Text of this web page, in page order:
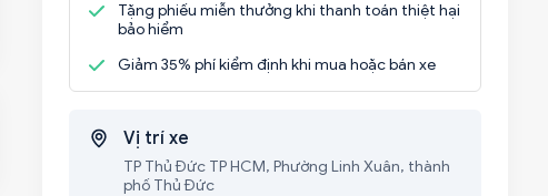
Tặng phiếu miễn thưởng khi thanh toán thiệt hại
bảo hiểm
Giảm 35% phí kiểm định khi mua hoặc bán xe
Vị trí xe
TP Thủ Đức TP HCM, Phường Linh Xuân, thành
phố Thủ Đức